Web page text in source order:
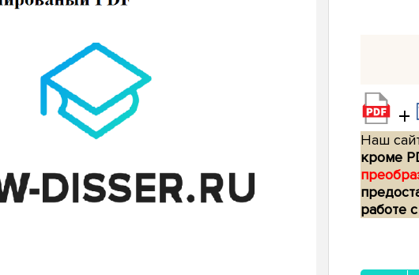
+
Наш
кроме
работе